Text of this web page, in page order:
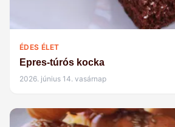
ÉDES ÉLET
Epres-túrós kocka
2026. június 14. vasárnap